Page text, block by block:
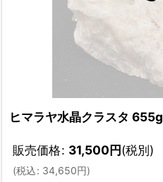
ヒマラヤ水晶クラスタ 655g
販売価格: 31,500円(税別)
(税込: 34,650円)